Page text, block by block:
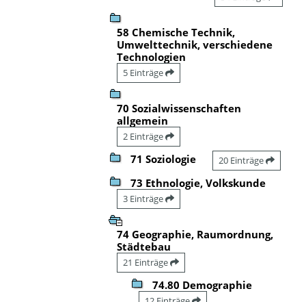
58 Chemische Technik,
Umwelttechnik, verschiedene
Technologien
5 Einträge
70 Sozialwissenschaften
allgemein
2 Einträge
71 Soziologie 20 Einträge
73 Ethnologie, Volkskunde
3 Einträge
74 Geographie, Raumordnung,
Städtebau
21 Einträge
74.80 Demographie